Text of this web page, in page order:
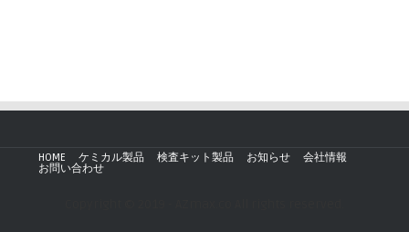
HOME ケミカル製品 検査キット製品 お知らせ
会社情報
お問い合わせ